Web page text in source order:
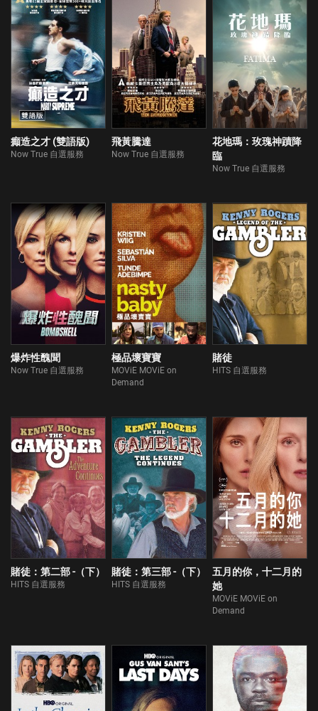
癲造之才 (雙語版)
Now True 自選服務
飛黃騰達
Now True 自選服務
花地瑪：玫瑰神蹟降
臨
Now True 自選服務
爆炸性醜聞
Now True 自選服務
極品壞寶寶
MOViE MOViE on
Demand
賭徒
HITS 自選服務
賭徒：第二部 -（下）
HITS 自選服務
賭徒：第三部 -（下）
HITS 自選服務
五月的你，十二月的
她
MOViE MOViE on
Demand